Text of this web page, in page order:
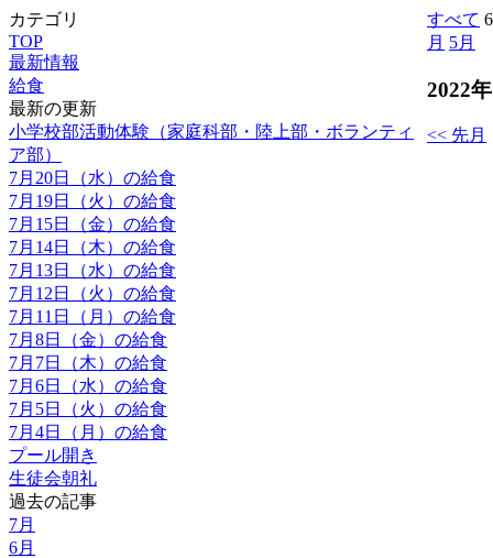
カテゴリ
TOP
最新情報
給食
最新の更新
小学校部活動体験（家庭科部・陸上部・ボランティ
ア部）
7月20日（水）の給食
7月19日（火）の給食
7月15日（金）の給食
7月14日（木）の給食
7月13日（水）の給食
7月12日（火）の給食
7月11日（月）の給食
7月8日（金）の給食
7月7日（木）の給食
7月6日（水）の給食
7月5日（火）の給食
7月4日（月）の給食
プール開き
生徒会朝礼
過去の記事
7月
6月
すべて
月 5月
2022
<< 先月